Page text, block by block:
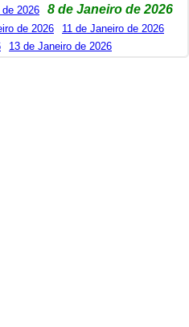
2026 8 de Janeiro de 2026
de 2026
11 de Janeiro de 2026
13 de Janeiro de 2026